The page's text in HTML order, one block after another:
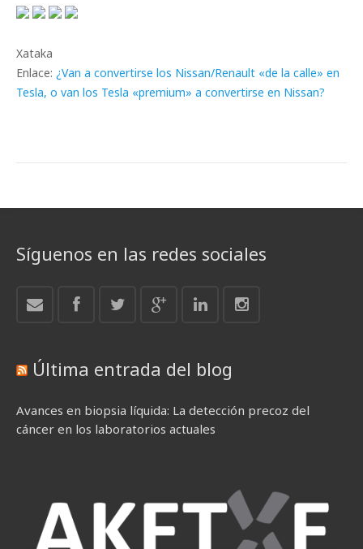
Xataka
Enlace: ¿Van a convertirse los Nissan/Renault «de la calle» en
Tesla, o van los Tesla «premium» a convertirse en Nissan?
Síguenos en las redes sociales
Última entrada del blog
Avances en biopsia líquida: La detección precoz del
cáncer en los laboratorios actuales